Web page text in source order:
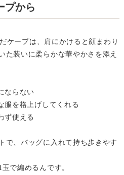
プから
ケープは、肩にかけると顔まわり
た装いに柔らかな華やかさを添え
ならない
服を格上げしてくれる
ず使える
で、バッグに入れて持ち歩きやす
で編めるんです。